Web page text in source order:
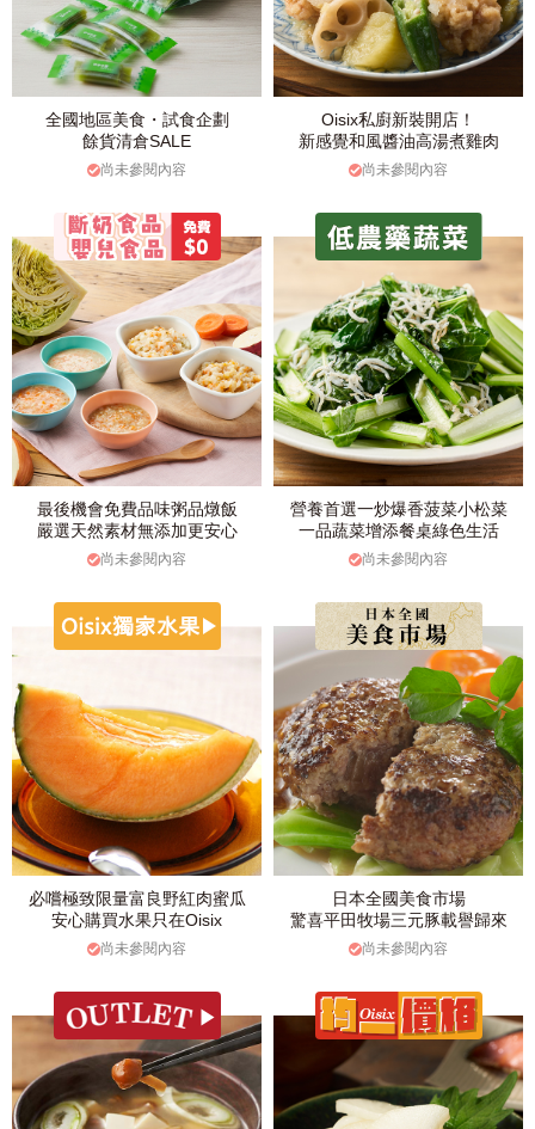
全國地區美食・試食企劃
餘貨清倉SALE
尚未參閱內容
Oisix私廚新裝開店！
新感覺和風醬油高湯煮雞肉
尚未參閱內容
最後機會免費品味粥品燉飯
嚴選天然素材無添加更安心
尚未參閱內容
營養首選一炒爆香菠菜小松菜
一品蔬菜增添餐桌綠色生活
尚未參閱內容
必嚐極致限量富良野紅肉蜜瓜
安心購買水果只在Oisix
尚未參閱內容
日本全國美食市場
驚喜平田牧場三元豚載譽歸來
尚未參閱內容